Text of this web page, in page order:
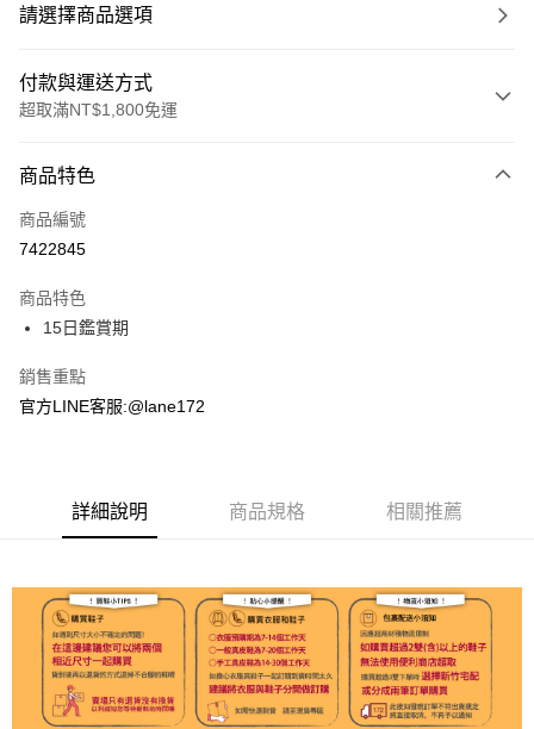
請選擇商品選項
付款與運送方式
超取滿NT$1,800免運
信用卡一次付款
超商取貨付款
Apple Pay
街口支付
悠遊付
運送方式
每筆NT$100，滿NT$1,800(含以上)免運費
付款後全家取貨
每筆NT$100，滿NT$1,800(含以上)免運費
7-11取貨付款
商品特色
商品編號
7422845
商品特色
15日鑑賞期
銷售重點
官方LINE客服:@lane172
詳細說明 商品規格 相關推薦